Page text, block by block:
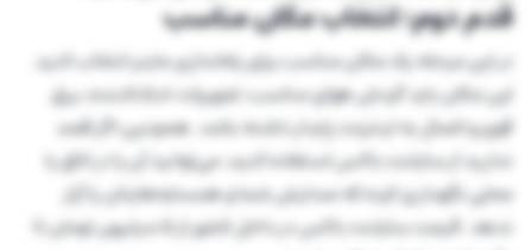
قدم دوم؛ انتخاب مکان مناسب
در این مرحله یک مکان مناسب برای راه‌اندازی ماینر انتخاب کنید.
این مکان باید گردش هوای مناسب، تجهیزات خنک‌کننده، برق
قوی و اتصال به اینترنت پایدار داشته باشد. همچنین اگر قصد
ندارید از سایلنت باکس استفاده کنید، می‌توانید آن را در اتاق یا
محلی نگهداری کرده که صدایش شما و همسایه‌هایتان را آزار
ندهد. قیمت سایلنت باکس در داخل کشور از 5 میلیون تومان تا